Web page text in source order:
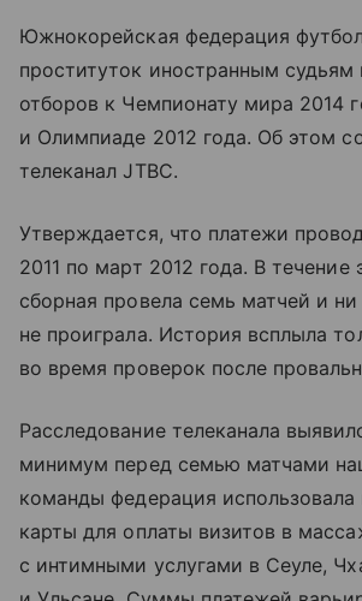
Южнокорейская федерация
проституток иностранным судьям
отборов к Чемпионату мира 2014
и Олимпиаде 2012 года. Об этом
телеканал JTBC.
Утверждается, что платежи
2011 по март 2012 года. В течение
сборная провела семь матчей и ни
не проиграла. История всплыла
во время проверок после
Расследование телеканала
минимум перед семью матчами
команды федерация
карты для оплаты визитов в
с интимными услугами в Сеуле,